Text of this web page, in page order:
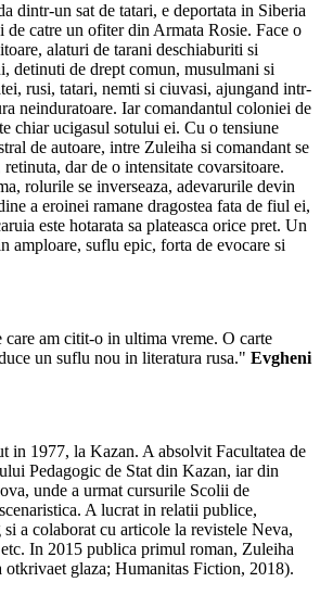
dintr-un sat de tatari, e deportata in Siberia
de catre un ofiter din Armata Rosie. Face o
alaturi de tarani deschiaburiti si
detinuti de drept comun, musulmani si
rusi, tatari, nemti si ciuvasi, ajungand intr-
neinduratoare. Iar comandantul coloniei de
chiar ucigasul sotului ei. Cu o tensiune
de autoare, intre Zuleiha si comandant se
dar de o intensitate covarsitoare.
rolurile se inverseaza, adevarurile devin
a eroinei ramane dragostea fata de fiul ei,
este hotarata sa plateasca orice pret. Un
amploare, suflu epic, forta de evocare si
care am citit-o in ultima vreme. O carte
un suflu nou in literatura rusa." Evgheni
in 1977, la Kazan. A absolvit Facultatea de
Pedagogic de Stat din Kazan, iar din
unde a urmat cursurile Scolii de
A lucrat in relatii publice,
a colaborat cu articole la revistele Neva,
In 2015 publica primul roman, Zuleiha
glaza; Humanitas Fiction, 2018).